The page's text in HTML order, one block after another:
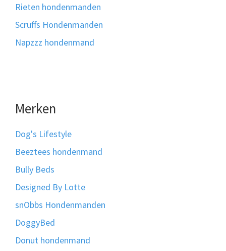
Rieten hondenmanden
Scruffs Hondenmanden
Napzzz hondenmand
Merken
Dog's Lifestyle
Beeztees hondenmand
Bully Beds
Designed By Lotte
snObbs Hondenmanden
DoggyBed
Donut hondenmand